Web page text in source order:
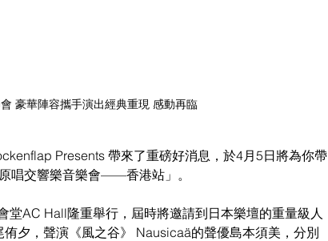
豪華陣容攜手演出經典重現 感動再臨
Presents 帶來了重磅好消息，於4月5日將為你帶
唱交響樂音樂會——香港站」。
堂AC Hall隆重舉行，屆時將邀請到日本樂壇的重量級人
夕，聲演《風之谷》 Nausicaä的聲優島本須美，分別